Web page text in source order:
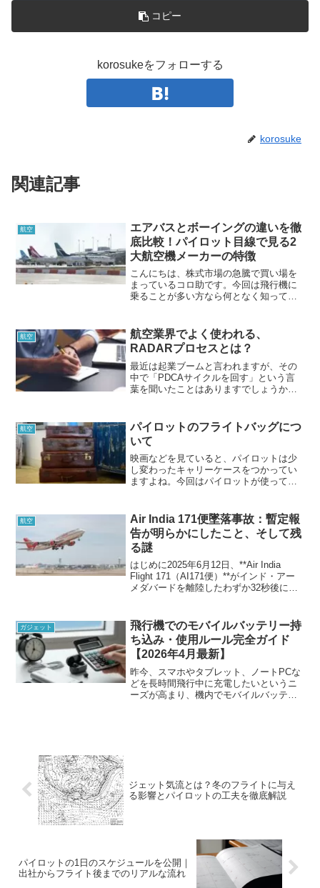
コピー
korosukeをフォローする
korosuke
関連記事
航空
エアバスとボーイングの違いを徹
底比較！パイロット目線で見る2
大航空機メーカーの特徴
こんにちは、株式市場の急騰で買い場を
まっているコロ助です。今回は飛行機に
乗ることが多い方なら何となく知ってい
の機体はエアバス製で...
航空
航空業界でよく使われる、
RADARプロセスとは？
最近は起業ブームと言われますが、その
中で「PDCAサイクルを回す」という言
葉を聞いたことはありますでしょうか。
ス」という言葉があります。PDCAを詳
しく説明したものなので参考にしてみて
ください。
航空
パイロットのフライトバッグにつ
いて
映画などを見ていると、パイロットは少
し変わったキャリーケースをつかってい
ますよね。今回はパイロットが使ってい
で買えるの？フライトバッグの中には何
が入っているの？などの質問に答えま
す！是非見てみてくださいね。
航空
Air India 171便墜落事故：暫定報
告が明らかにしたこと、そして残
る謎
はじめに2025年6月12日、**Air India
Flight 171（AI171便）**がインド・アー
メダバードを離陸したわずか32秒後に墜
ガジェット
飛行機でのモバイルバッテリー持
ち込み・使用ルール完全ガイド
【2026年4月最新】
昨今、スマホやタブレット、ノートPCな
どを長時間飛行中に充電したいというニ
ーズが高まり、機内でモバイルバッテリ
ジェット気流とは？冬のフライトに与え
る影響とパイロットの工夫を徹底解説
パイロットの1日のスケジュールを公開｜
出社からフライト後までのリアルな流れ